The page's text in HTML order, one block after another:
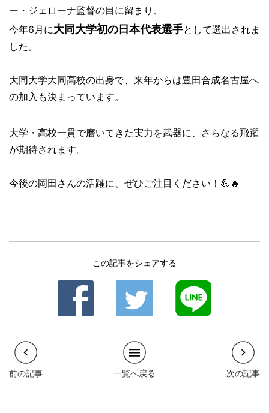
ー・ジェローナ監督の目に留まり、
今年6月に大同大学初の日本代表選手として選出されま
した。
大同大学大同高校の出身で、来年からは豊田合成名古屋へ
の加入も決まっています。
大学・高校一貫で磨いてきた実力を武器に、さらなる飛躍
が期待されます。
今後の岡田さんの活躍に、ぜひご注目ください！💪🔥
この記事をシェアする
前の記事 次の記事
一覧へ戻る